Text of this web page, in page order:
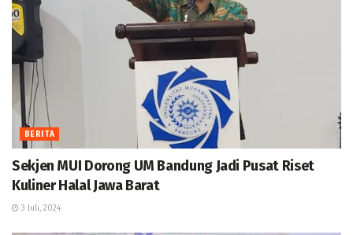
BERITA
Sekjen MUI Dorong UM Bandung Jadi Pusat Riset
Kuliner Halal Jawa Barat
3 Juli, 2024